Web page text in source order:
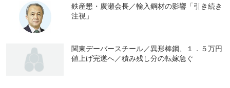
鉄産懇・廣瀬会長／輸入鋼材の影響「引き続き
注視」
関東デーバースチール／異形棒鋼、１．５万円
値上げ完遂へ／積み残し分の転嫁急ぐ